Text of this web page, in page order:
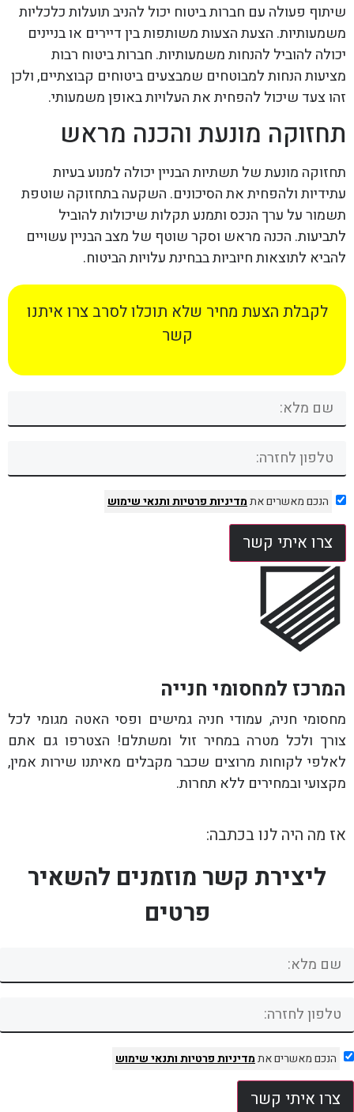
שיתוף פעולה עם חברות ביטוח יכול להניב תועלות כלכליות
משמעותיות. הצעת הצעות משותפות בין דיירים או בניינים
יכולה להוביל להנחות משמעותיות. חברות ביטוח רבות
מציעות הנחות למבוטחים שמבצעים ביטוחים קבוצתיים, ולכן
זהו צעד שיכול להפחית את העלויות באופן משמעותי.
תחזוקה מונעת והכנה מראש
תחזוקה מונעת של תשתיות הבניין יכולה למנוע בעיות
עתידיות ולהפחית את הסיכונים. השקעה בתחזוקה שוטפת
תשמור על ערך הנכס ותמנע תקלות שיכולות להוביל
לתביעות. הכנה מראש וסקר שוטף של מצב הבניין עשויים
להביא לתוצאות חיוביות בבחינת עלויות הביטוח.
לקבלת הצעת מחיר שלא תוכלו לסרב צרו איתנו
קשר
הנכם מאשרים אתמדיניות פרטיותותנאי שימוש
צרו איתי קשר
המרכז למחסומי חנייה
מחסומי חניה, עמודי חניה גמישים ופסי האטה מגומי לכל
צורך ולכל מטרה במחיר זול ומשתלם! הצטרפו גם אתם
לאלפי לקוחות מרוצים שכבר מקבלים מאיתנו שירות אמין,
מקצועי ובמחירים ללא תחרות.
אז מה היה לנו בכתבה:
ליצירת קשר מוזמנים להשאיר
פרטים
הנכם מאשרים אתמדיניות פרטיותותנאי שימוש
צרו איתי קשר